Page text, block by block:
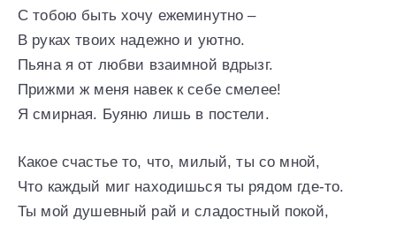
С тобою быть хочу ежеминутно –
В руках твоих надежно и уютно.
Пьяна я от любви взаимной вдрызг.
Прижми ж меня навек к себе смелее!
Я смирная. Буяню лишь в постели.
Какое счастье то, что, милый, ты со мной,
Что каждый миг находишься ты рядом где-то.
Ты мой душевный рай и сладостный покой,